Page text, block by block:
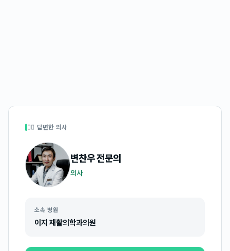
👩‍⚕️ 답변한 의사
변찬우전문의
의사
소속 병원
이지 재활의학과의원